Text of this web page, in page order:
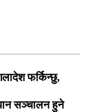
फर्किन्छु,
सञ्चालन हुने